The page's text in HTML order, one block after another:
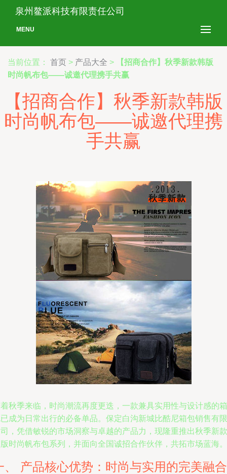
泉州鳌派科技有限责任公司
MENU
当前位置： 首页 > 产品大全 >
【招商合作】秋季新款韩版
时尚帆布包——诚邀代理携手共赢
【招商合作】秋季新款韩版
时尚帆布包——诚邀代理携
手共赢
秋季来临，时尚潮流再度更迭，一款兼具实用性与设计感的箱
成为日常出行的必备单品。保定白沟新城比酷尼箱包销售有限
，凭借敏锐的市场洞察与卓越的产品力，现隆重推出秋季新款
时尚帆布包系列，并面向全国诚招合作伙伴，共拓市场蓝海。
、 产品核心优势：时尚与实用的完美融合